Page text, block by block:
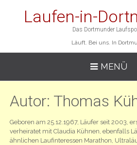
Laufen-in-
Das Dortmunder
Läuft. Bei uns. In
MENÜ
Autor: Thomas
Geboren am 25.12.1967, Läufer seit 2003,
verheiratet mit Claudia Kühnen, ebenfalls
ähnlichen Laufinteressen Marathon,